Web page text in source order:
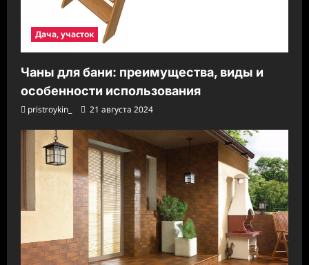
Дача, участок
Чаны для бани: преимущества, виды и
особенности использования
pristroykin_ 21 августа 2024